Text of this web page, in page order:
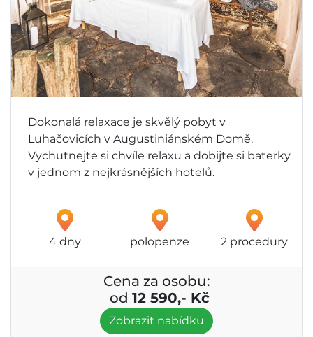
Dokonalá relaxace je skvělý pobyt v
Luhačovicích v Augustiniánském Domě.
Vychutnejte si chvíle relaxu a dobijte si baterky
v jednom z nejkrásnějších hotelů.
4 dny polopenze 2 procedury
Cena za osobu:
od 12 590,- Kč
Zobrazit nabídku